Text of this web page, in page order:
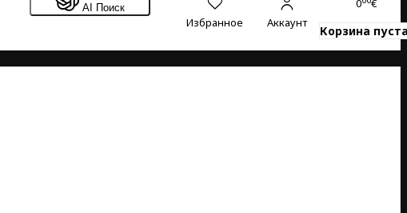
AI Поиск
Избранное Аккаунт
0 €
Корзина